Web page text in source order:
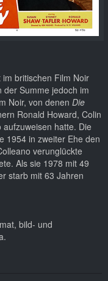
britischen Film Noir
Summe jedoch im
Noir, von denen Die
Ronald Howard, Colin
hatte. Die
1954 in zweiter Ehe den
verunglückte
Als sie 1978 mit 49
starb mit 63 Jahren
bild- und